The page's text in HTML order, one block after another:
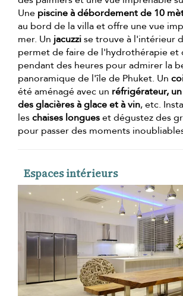
Une piscine à débordement de 10
au bord de la villa et offre une vue
mer. Un jacuzzise trouve à l'intérieur
permet de faire de l'hydrothérapie et
pendant des heures pour admirer la
panoramique de l'île de Phuket. Un
été aménagé avec un réfrigérateur,
des glacières à glace et à vin, etc.
leschaises longueset dégustez des
pour passer des moments
Espaces intérieurs